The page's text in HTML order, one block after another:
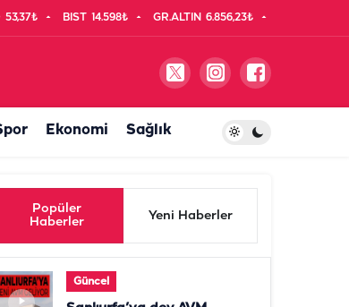
53,37₺ BIST 14.598₺ GR.ALTIN 6.856,23₺
Ekonomi Sağlık
Popüler
Haberler
Yeni Haberler
Güncel